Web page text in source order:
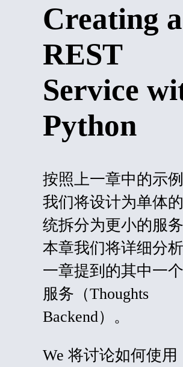
Creating a
REST
Service
Python
按照上一章中的示例
我们将设计为单体
统拆分为更小的服务
本章我们将详细分
一章提到的其中一
服务（Thoughts
Backend）。
We 将讨论如何使用